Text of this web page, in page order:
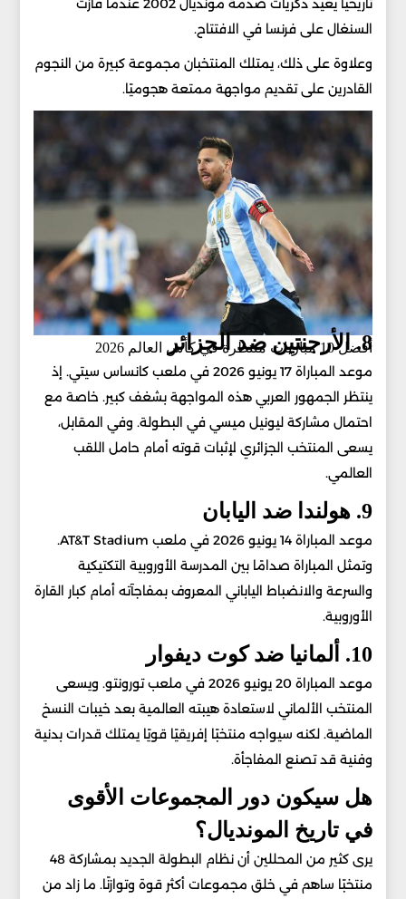
تاريخيًا يعيد ذكريات صدمة مونديال 2002 عندما فازت
السنغال على فرنسا في الافتتاح.
وعلاوة على ذلك، يمتلك المنتخبان مجموعة كبيرة من النجوم
القادرين على تقديم مواجهة ممتعة هجوميًا.
أفضل 10 مباريات منتظرة في كأس العالم 2026
8. الأرجنتين ضد الجزائر
موعد المباراة 17 يونيو 2026 في ملعب كانساس سيتي. إذ
ينتظر الجمهور العربي هذه المواجهة بشغف كبير. خاصة مع
احتمال مشاركة ليونيل ميسي في البطولة. وفي المقابل،
يسعى المنتخب الجزائري لإثبات قوته أمام حامل اللقب
العالمي.
9. هولندا ضد اليابان
موعد المباراة 14 يونيو 2026 في ملعب AT&T Stadium.
وتمثل المباراة صدامًا بين المدرسة الأوروبية التكتيكية
والسرعة والانضباط الياباني المعروف بمفاجآته أمام كبار القارة
الأوروبية.
10. ألمانيا ضد كوت ديفوار
موعد المباراة 20 يونيو 2026 في ملعب تورونتو. ويسعى
المنتخب الألماني لاستعادة هيبته العالمية بعد خيبات النسخ
الماضية. لكنه سيواجه منتخبًا إفريقيًا قويًا يمتلك قدرات بدنية
وفنية قد تصنع المفاجأة.
هل سيكون دور المجموعات الأقوى
في تاريخ المونديال؟
يرى كثير من المحللين أن نظام البطولة الجديد بمشاركة 48
منتخبًا ساهم في خلق مجموعات أكثر قوة وتوازنًا. ما زاد من